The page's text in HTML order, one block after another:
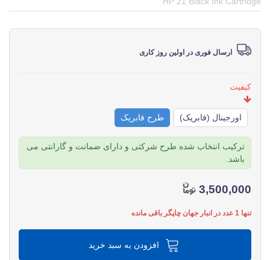
ارسال فوری در اولین روز کاری
کیفیت
اورجینال (فابریک) طرح فابریک
ترکیب انتخاب شده طرح شرکتی و دارای ضمانت و گارانتی می
باشد.
3,500,000
تنها 1 عدد در انبار جهان چاپگر باقی مانده
افزودن به سبد خرید